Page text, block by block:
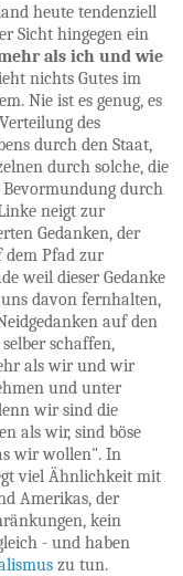
heute tendenziell
Sicht hingegen ein
als ich und wie
nichts Gutes im
Nie ist es genug, es
des
durch den Staat,
durch solche, die
Bevormundung durch
neigt zur
Gedanken, der
dem Pfad zur
weil dieser Gedanke
davon fernhalten,
auf den
schaffen,
als wir und wir
und unter
wir sind die
als wir, sind böse
wir wollen". In
viel Ähnlichkeit mit
Amerikas, der
kein
- und haben
zu tun.